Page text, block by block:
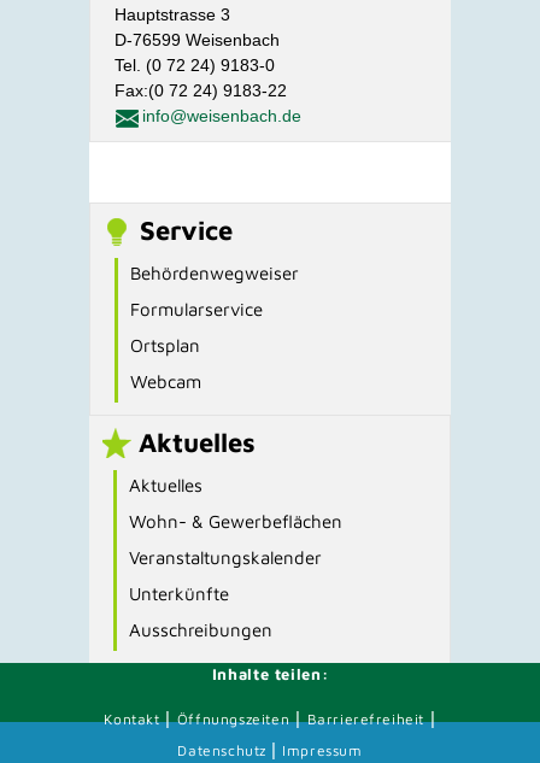
Hauptstrasse 3
D-76599 Weisenbach
Tel. (0 72 24) 9183-0
Fax:(0 72 24) 9183-22
info@weisenbach.de
Service
Behördenwegweiser
Formularservice
Ortsplan
Webcam
Aktuelles
Aktuelles
Wohn- & Gewerbeflächen
Veranstaltungskalender
Unterkünfte
Ausschreibungen
Inhalte teilen:
Kontakt|Öffnungszeiten|Barrierefreiheit|
Datenschutz | Impressum